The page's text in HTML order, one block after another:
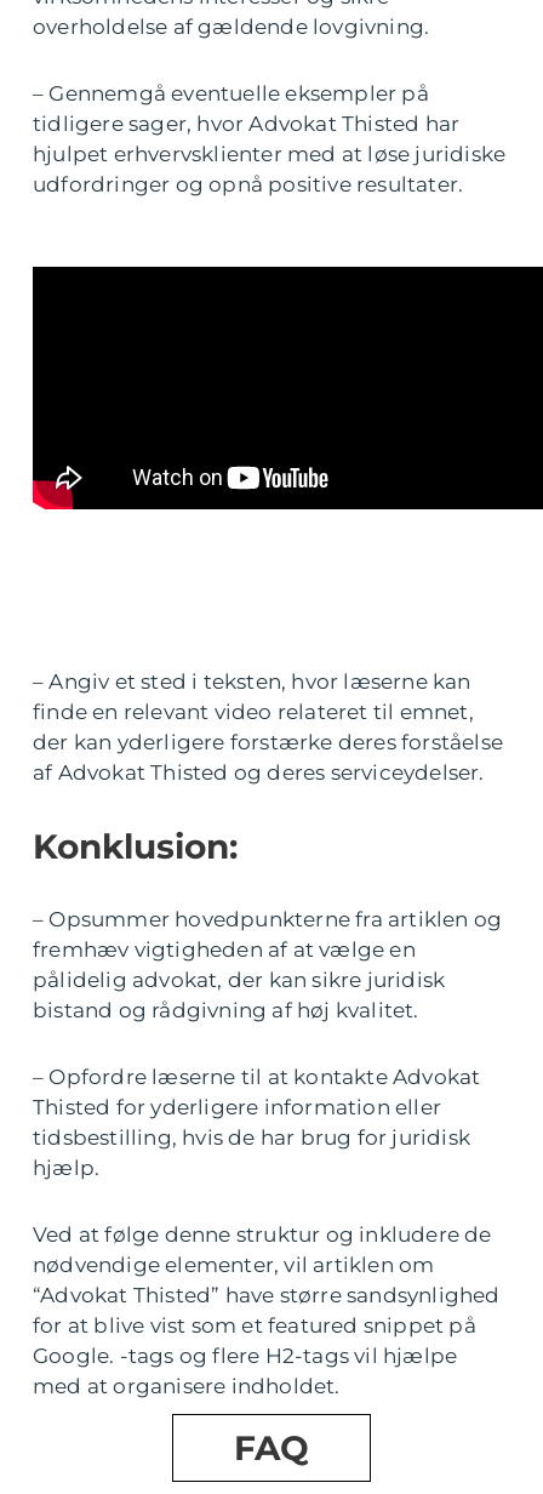
overholdelse af gældende lovgivning.
– Gennemgå eventuelle eksempler på
tidligere sager, hvor Advokat Thisted har
hjulpet erhvervsklienter med at løse juridiske
udfordringer og opnå positive resultater.
– Angiv et sted i teksten, hvor læserne kan
finde en relevant video relateret til emnet,
der kan yderligere forstærke deres forståelse
af Advokat Thisted og deres serviceydelser.
Konklusion:
– Opsummer hovedpunkterne fra artiklen og
fremhæv vigtigheden af at vælge en
pålidelig advokat, der kan sikre juridisk
bistand og rådgivning af høj kvalitet.
– Opfordre læserne til at kontakte Advokat
Thisted for yderligere information eller
tidsbestilling, hvis de har brug for juridisk
hjælp.
Ved at følge denne struktur og inkludere de
nødvendige elementer, vil artiklen om
“Advokat Thisted” have større sandsynlighed
for at blive vist som et featured snippet på
Google. -tags og flere H2-tags vil hjælpe
med at organisere indholdet.
FAQ